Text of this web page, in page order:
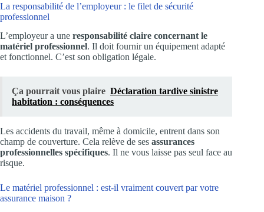
La responsabilité de l’employeur : le filet de sécurité
professionnel
L’employeur a une responsabilité claire concernant le
matériel professionnel. Il doit fournir un équipement adapté
et fonctionnel. C’est son obligation légale.
Ça pourrait vous plaire Déclaration tardive sinistre
habitation : conséquences
Les accidents du travail, même à domicile, entrent dans son
champ de couverture. Cela relève de ses assurances
professionnelles spécifiques. Il ne vous laisse pas seul face au
risque.
Le matériel professionnel : est-il vraiment couvert par votre
assurance maison ?